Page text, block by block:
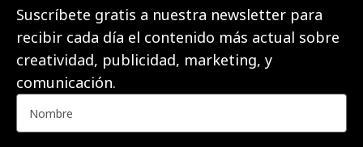
Suscríbete gratis a nuestra newsletter para
recibir cada día el contenido más actual sobre
creatividad, publicidad, marketing, y
comunicación.